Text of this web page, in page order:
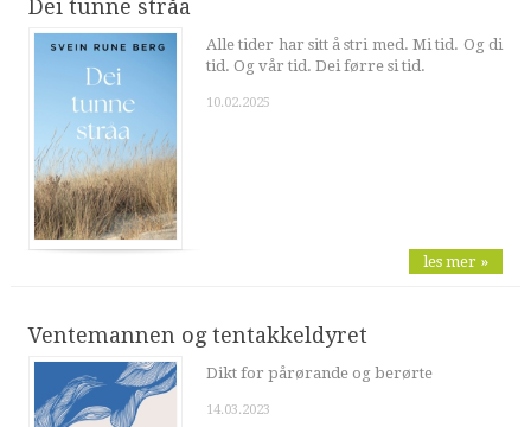
Dei tünne stråa
Alle tider har sitt å stri med. Mi tid. Og di
tid. Og vår tid. Dei førre si tid.
10.02.2025
les mer »
Ventemannen og tentakkeldyret
Dikt for pårørande og berørte
14.03.2023